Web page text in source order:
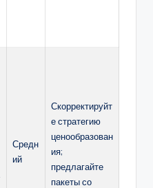
Средн
ий
Скорректируйт
е стратегию
ценообразован
ия;
предлагайте
пакеты со